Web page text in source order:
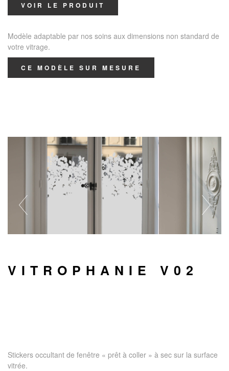
VOIR LE PRODUIT
Modèle adaptable par nos soins aux dimensions non standard de
votre vitrage.
CE MODÈLE SUR MESURE
VITROPHANIE V02
Stickers occultant de fenêtre « prêt à coller » à sec sur la surface
vitrée.